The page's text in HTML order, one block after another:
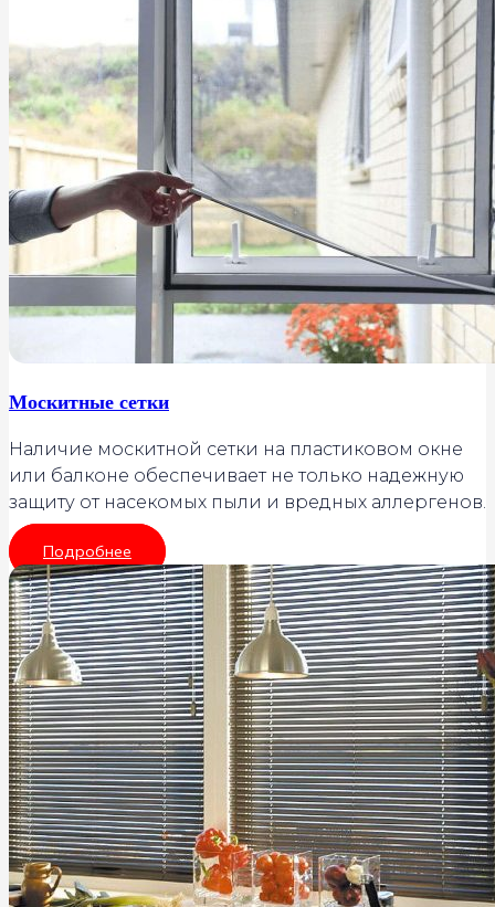
Москитные сетки
Наличие москитной сетки на пластиковом окне
или балконе обеспечивает не только надежную
защиту от насекомых пыли и вредных аллергенов.
Подробнее